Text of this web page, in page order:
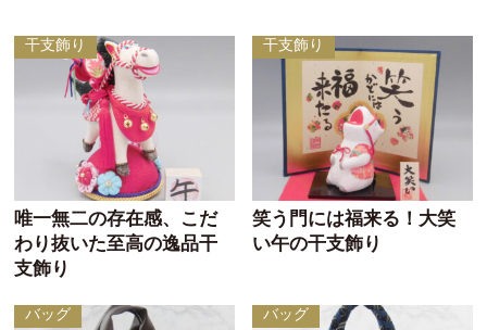
干支飾り
唯一無二の存在感、こだ
わり抜いた至高の逸品干
支飾り
干支飾り
笑う門には福来る！大笑
い午の干支飾り
バッグ バッグ